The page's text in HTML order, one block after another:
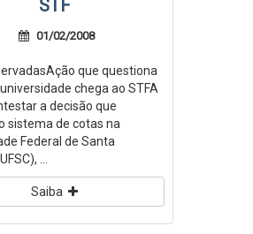
STF
01/02/2008
que questiona
chega ao STFA
a decisão que
sistema de cotas na
Federal de Santa
...
Saiba